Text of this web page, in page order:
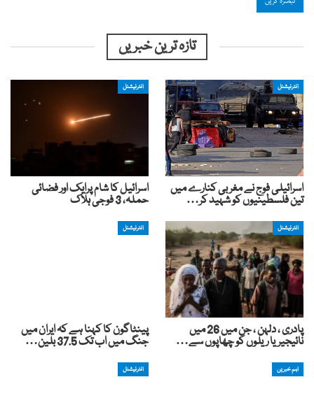
تازہ ترین خبریں
انٹرنیشنل
اسرائیلی فوج نے مغربی کنارے میں
تین فلسطینیوں کو شہید کر…
انٹرنیشنل
اسرائیل کا شام پرایک اور فضائی
حملہ، 3 فوجی ہلاک
انٹرنیشنل
پادری ، دلہن ، جن میں 26 میں
نائیجیریا ریلوں کو چھاپوں سے…
انٹرنیشنل
پینٹاگون کا کہنا ہے کہ ایران میں
جنگ میں اب تک 37.5 بلین…
اہم خبریں انٹرنیشنل